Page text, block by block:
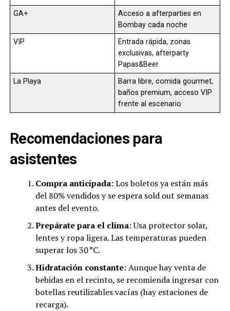
GA+
Acceso a afterparties en
Bombay cada noche
VIP
Entrada rápida, zonas
exclusivas, afterparty
Papas&Beer
La Playa
Barra libre, comida gourmet,
baños premium, acceso VIP
frente al escenario
Recomendaciones para
asistentes
Compra anticipada: Los boletos ya están más
del 80% vendidos y se espera sold out semanas
antes del evento.
Prepárate para el clima: Usa protector solar,
lentes y ropa ligera. Las temperaturas pueden
superar los 30 °C.
Hidratación constante: Aunque hay venta de
bebidas en el recinto, se recomienda ingresar con
botellas reutilizables vacías (hay estaciones de
recarga).